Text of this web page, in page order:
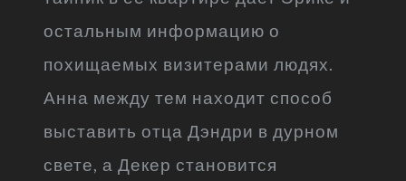
остальным информацию о
похищаемых визитерами людях.
Анна между тем находит способ
выставить отца Дэндри в дурном
свете, а Декер становится